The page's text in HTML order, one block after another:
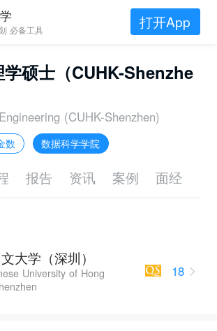
必备工具 打开App
硕士（CUHK-Shenzhe
(CUHK-Shenzhen)
数 数据科学学院
报告 资讯 案例 面经
大学（深圳）
University of Hong
18